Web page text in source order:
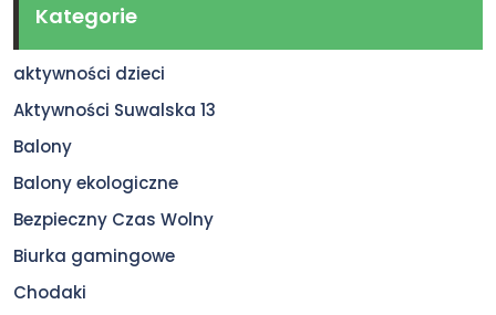
Kategorie
aktywności dzieci
Aktywności Suwalska 13
Balony
Balony ekologiczne
Bezpieczny Czas Wolny
Biurka gamingowe
Chodaki